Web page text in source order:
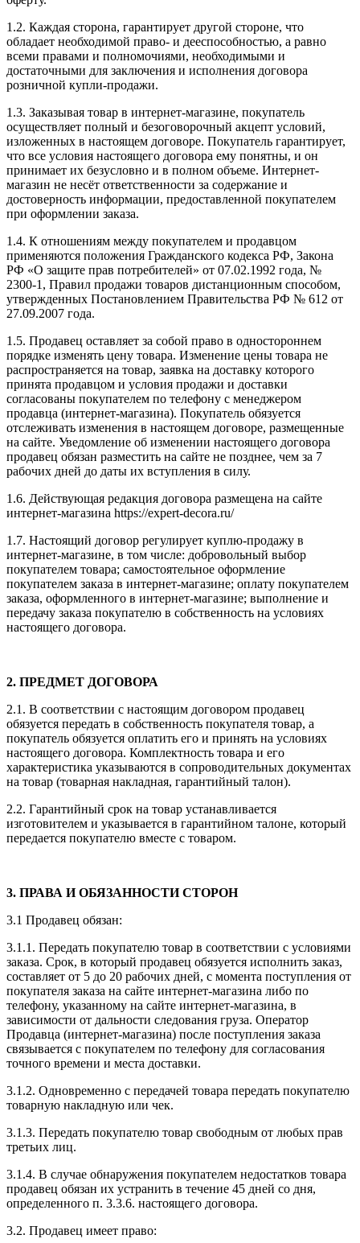
1.2. Каждая сторона, гарантирует другой стороне, что
обладает необходимой право- и дееспособностью, а равно
всеми правами и полномочиями, необходимыми и
достаточными для заключения и исполнения договора
розничной купли-продажи.
1.3. Заказывая товар в интернет-магазине, покупатель
осуществляет полный и безоговорочный акцепт условий,
изложенных в настоящем договоре. Покупатель гарантирует,
что все условия настоящего договора ему понятны, и он
принимает их безусловно и в полном объеме. Интернет-
магазин не несёт ответственности за содержание и
достоверность информации, предоставленной покупателем
при оформлении заказа.
1.4. К отношениям между покупателем и продавцом
применяются положения Гражданского кодекса РФ, Закона
РФ «О защите прав потребителей» от 07.02.1992 года, №
2300-1, Правил продажи товаров дистанционным способом,
утвержденных Постановлением Правительства РФ № 612 от
27.09.2007 года.
1.5. Продавец оставляет за собой право в одностороннем
порядке изменять цену товара. Изменение цены товара не
распространяется на товар, заявка на доставку которого
принята продавцом и условия продажи и доставки
согласованы покупателем по телефону с менеджером
продавца (интернет-магазина). Покупатель обязуется
отслеживать изменения в настоящем договоре, размещенные
на сайте. Уведомление об изменении настоящего договора
продавец обязан разместить на сайте не позднее, чем за 7
рабочих дней до даты их вступления в силу.
1.6. Действующая редакция договора размещена на сайте
интернет-магазина https://expert-decora.ru/
1.7. Настоящий договор регулирует куплю-продажу в
интернет-магазине, в том числе: добровольный выбор
покупателем товара; самостоятельное оформление
покупателем заказа в интернет-магазине; оплату покупателем
заказа, оформленного в интернет-магазине; выполнение и
передачу заказа покупателю в собственность на условиях
настоящего договора.
2. ПРЕДМЕТ ДОГОВОРА
2.1. В соответствии с настоящим договором продавец
обязуется передать в собственность покупателя товар, а
покупатель обязуется оплатить его и принять на условиях
настоящего договора. Комплектность товара и его
характеристика указываются в сопроводительных документах
на товар (товарная накладная, гарантийный талон).
2.2. Гарантийный срок на товар устанавливается
изготовителем и указывается в гарантийном талоне, который
передается покупателю вместе с товаром.
3. ПРАВА И ОБЯЗАННОСТИ СТОРОН
3.1 Продавец обязан:
3.1.1. Передать покупателю товар в соответствии с условиями
заказа. Срок, в который продавец обязуется исполнить заказ,
составляет от 5 до 20 рабочих дней, с момента поступления от
покупателя заказа на сайте интернет-магазина либо по
телефону, указанному на сайте интернет-магазина, в
зависимости от дальности следования груза. Оператор
Продавца (интернет-магазина) после поступления заказа
связывается с покупателем по телефону для согласования
точного времени и места доставки.
3.1.2. Одновременно с передачей товара передать покупателю
товарную накладную или чек.
3.1.3. Передать покупателю товар свободным от любых прав
третьих лиц.
3.1.4. В случае обнаружения покупателем недостатков товара
продавец обязан их устранить в течение 45 дней со дня,
определенного п. 3.3.6. настоящего договора.
3.2. Продавец имеет право: